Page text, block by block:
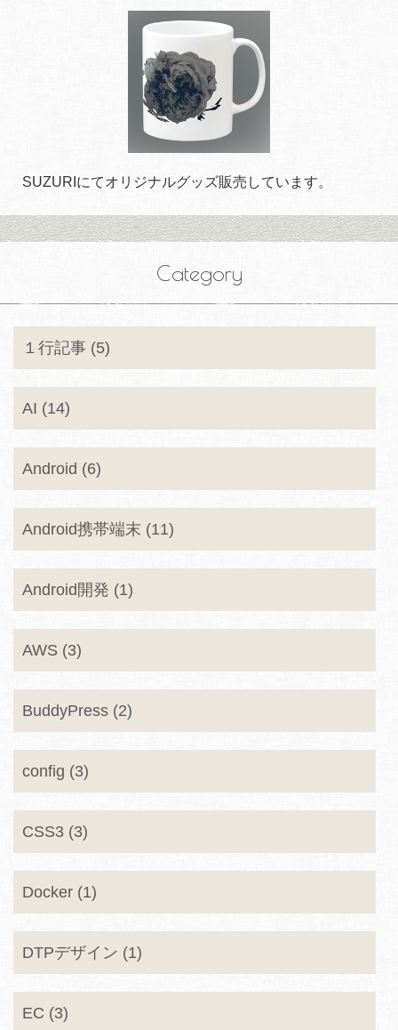
SUZURIにてオリジナルグッズ販売しています。
Category
１行記事 (5)
AI (14)
Android (6)
Android携帯端末 (11)
Android開発 (1)
AWS (3)
BuddyPress (2)
config (3)
CSS3 (3)
Docker (1)
DTPデザイン (1)
EC (3)